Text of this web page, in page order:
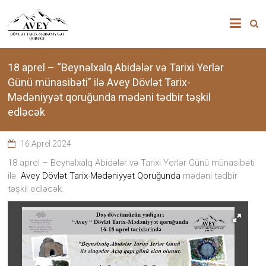
content
”AVEY”
DÖVLƏT
TARİX-
MƏDƏNİYYƏT
QORUĞU
“Avey”
Dövlət
Tarix-
Mədəniyyət
qoruğu
zəngin
memarlıq
abidələr
18 aprel – “Beynəlxalq Abidələr və Tarixi Yerlər
Günü münasibəti” ilə Avey Dövlət Tarix-
Mədəniyyət qoruğunda mədəni tədbir təşkil
edləcək
16 Aprel 2024
18 aprel – Beynəlxalq Abidələr və Tarixi Yerlər Günü münasibəti
iləAvey Dövlət Tarix-Mədəniyyət Qoruğunda mədəni tədbir
təşkil edləcək.